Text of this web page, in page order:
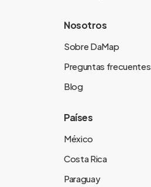
Nosotros
Sobre DaMap
Preguntas frecuentes
Blog
Países
México
Costa Rica
Paraguay